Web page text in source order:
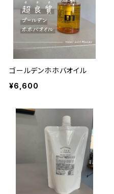
ゴールデンホホバオイル
¥6,600